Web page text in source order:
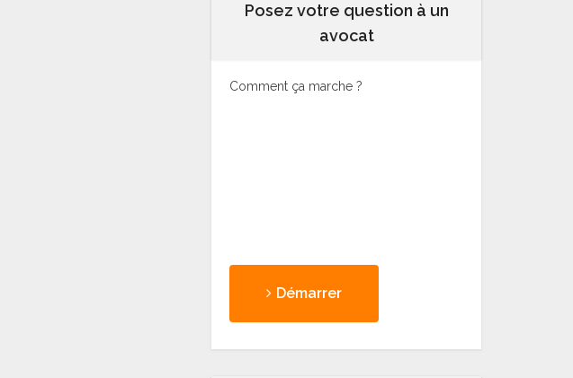
Posez votre question à un
avocat
Comment ça marche ?
Démarrer